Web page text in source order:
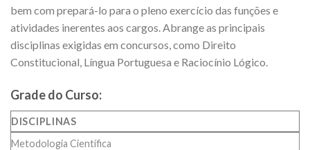
bem com prepará-lo para o pleno exercício das funções e
atividades inerentes aos cargos. Abrange as principais
disciplinas exigidas em concursos, como Direito
Constitucional, Língua Portuguesa e Raciocínio Lógico.
Grade do Curso:
DISCIPLINAS
Metodologia Científica